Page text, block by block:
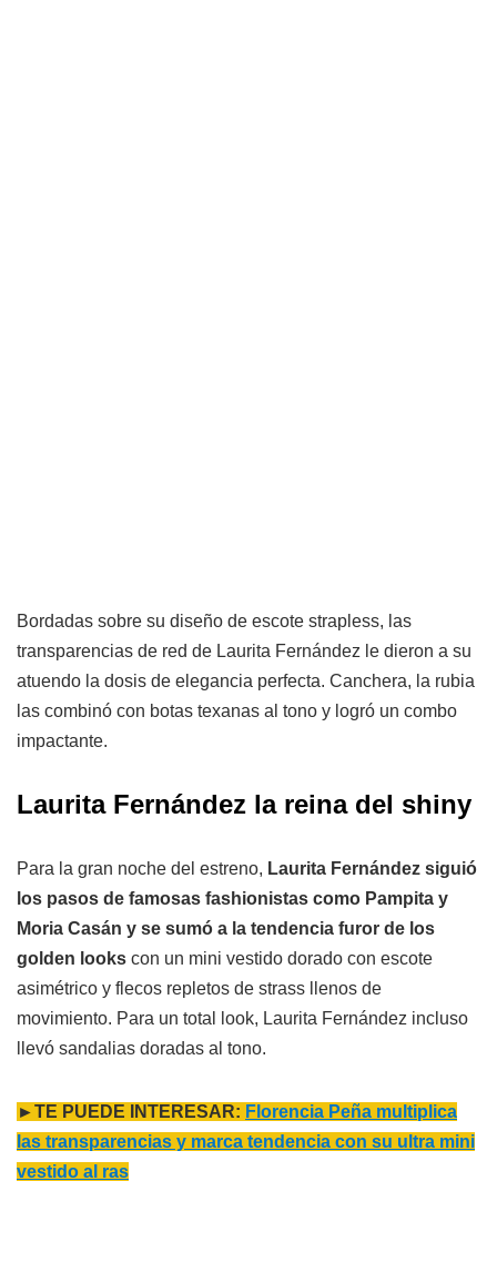
Bordadas sobre su diseño de escote strapless, las
transparencias de red de Laurita Fernández le dieron a su
atuendo la dosis de elegancia perfecta. Canchera, la rubia
las combinó con botas texanas al tono y logró un combo
impactante.
Laurita Fernández la reina del shiny
Para la gran noche del estreno, Laurita Fernández siguió
los pasos de famosas fashionistas como Pampita y
Moria Casán y se sumó a la tendencia furor de los
golden looks con un mini vestido dorado con escote
asimétrico y flecos repletos de strass llenos de
movimiento. Para un total look, Laurita Fernández incluso
llevó sandalias doradas al tono.
►TE PUEDE INTERESAR: Florencia Peña multiplica
las transparencias y marca tendencia con su ultra mini
vestido al ras